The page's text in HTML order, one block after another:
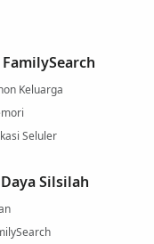
Keluarga
Seluler
Silsilah